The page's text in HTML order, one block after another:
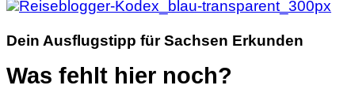
Dein Ausflugstipp für Sachsen Erkunden
Was fehlt hier noch?